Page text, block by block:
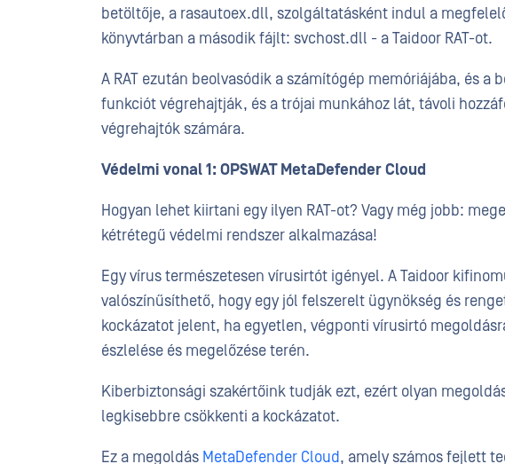
betöltője, a rasautoex.dll, szolgáltatásként indul a
könyvtárban a második fájlt: svchost.dll - a Taidoor RAT-ot.
A RAT ezután beolvasódik a számítógép memóriájába, és
funkciót végrehajtják, és a trójai munkához lát, távoli
végrehajtók számára.
Védelmi vonal 1: OPSWAT MetaDefender Cloud
Hogyan lehet kiirtani egy ilyen RAT-ot? Vagy még jobb:
kétrétegű védelmi rendszer alkalmazása!
Egy vírus természetesen vírusirtót igényel. A Taidoor
valószínűsíthető, hogy egy jól felszerelt ügynökség és
kockázatot jelent, ha egyetlen, végponti vírusirtó
észlelése és megelőzése terén.
Kiberbiztonsági szakértőink tudják ezt, ezért olyan
legkisebbre csökkenti a kockázatot.
Ez a megoldás MetaDefender Cloud, amely számos fejlett